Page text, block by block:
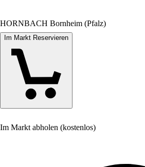
HORNBACH Bornheim (Pfalz)
Im Markt Reservieren
Im Markt abholen (kostenlos)